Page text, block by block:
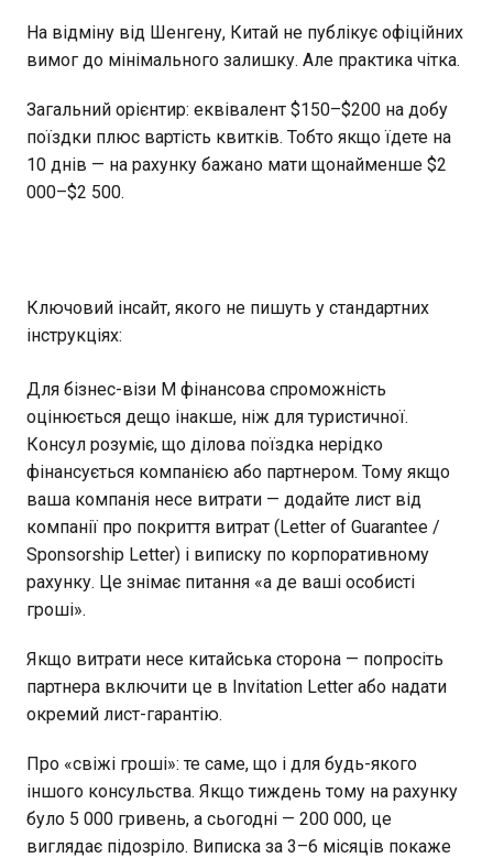
На відміну від Шенгену, Китай не публікує офіційних
вимог до мінімального залишку. Але практика чітка.
Загальний орієнтир: еквівалент $150–$200 на добу
поїздки плюс вартість квитків. Тобто якщо їдете на
10 днів — на рахунку бажано мати щонайменше $2
000–$2 500.
Ключовий інсайт, якого не пишуть у стандартних
інструкціях:
Для бізнес-візи M фінансова спроможність
оцінюється дещо інакше, ніж для туристичної.
Консул розуміє, що ділова поїздка нерідко
фінансується компанією або партнером. Тому якщо
ваша компанія несе витрати — додайте лист від
компанії про покриття витрат (Letter of Guarantee /
Sponsorship Letter) і виписку по корпоративному
рахунку. Це знімає питання «а де ваші особисті
гроші».
Якщо витрати несе китайська сторона — попросіть
партнера включити це в Invitation Letter або надати
окремий лист-гарантію.
Про «свіжі гроші»: те саме, що і для будь-якого
іншого консульства. Якщо тиждень тому на рахунку
було 5 000 гривень, а сьогодні — 200 000, це
виглядає підозріло. Виписка за 3–6 місяців покаже